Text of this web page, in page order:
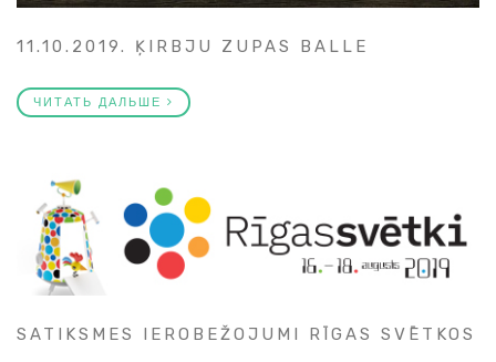
11.10.2019. ĶIRBJU ZUPAS BALLE
ЧИТАТЬ ДАЛЬШЕ
SATIKSMES IEROBEŽOJUMI RĪGAS SVĒTKOS